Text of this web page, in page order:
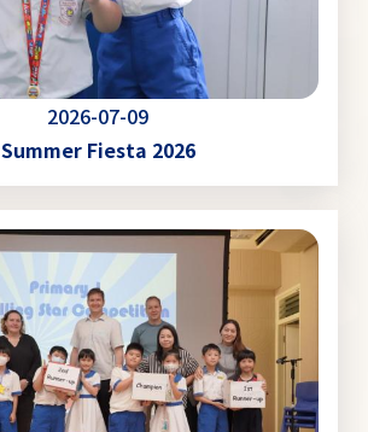
2026-07-09
Summer Fiesta 2026